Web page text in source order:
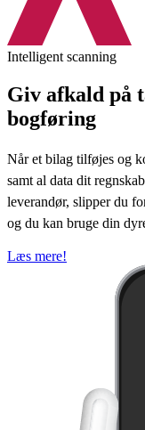
Intelligent scanning
Giv afkald på
bogføring
Når et bilag tilføjes og
samt al data dit
leverandør, slipper du
og du kan bruge din
Læs mere!